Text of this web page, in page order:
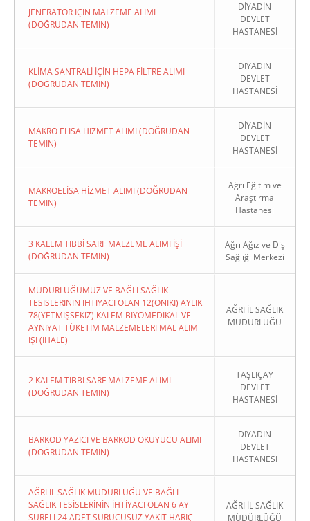
JENERATÖR İÇİN MALZEME ALIMI
(DOĞRUDAN TEMIN)
DİYADİN
DEVLET
HASTANESİ
KLİMA SANTRALİ İÇİN HEPA FİLTRE ALIMI
(DOĞRUDAN TEMIN)
DİYADİN
DEVLET
HASTANESİ
MAKRO ELİSA HİZMET ALIMI (DOĞRUDAN
TEMIN)
DİYADİN
DEVLET
HASTANESİ
MAKROELİSA HİZMET ALIMI (DOĞRUDAN
TEMIN)
Ağrı Eğitim ve
Araştırma
Hastanesi
3 KALEM TIBBİ SARF MALZEME ALIMI İŞİ
(DOĞRUDAN TEMIN)
Ağrı Ağız ve Diş
Sağlığı Merkezi
MÜDÜRLÜĞÜMÜZ VE BAĞLI SAĞLIK
TESISLERININ IHTIYACI OLAN 12(ONIKI) AYLIK
78(YETMIŞSEKIZ) KALEM BIYOMEDIKAL VE
AYNIYAT TÜKETIM MALZEMELERI MAL ALIM
İŞI (İHALE)
AĞRI İL SAĞLIK
MÜDÜRLÜĞÜ
2 KALEM TIBBI SARF MALZEME ALIMI
(DOĞRUDAN TEMIN)
TAŞLIÇAY
DEVLET
HASTANESİ
BARKOD YAZICI VE BARKOD OKUYUCU ALIMI
(DOĞRUDAN TEMIN)
DİYADİN
DEVLET
HASTANESİ
AĞRI İL SAĞLIK MÜDÜRLÜĞÜ VE BAĞLI
SAĞLIK TESİSLERİNİN İHTİYACI OLAN 6 AY
SÜRELİ 24 ADET SÜRÜCÜSÜZ YAKIT HARİÇ
AĞRI İL SAĞLIK
MÜDÜRLÜĞÜ